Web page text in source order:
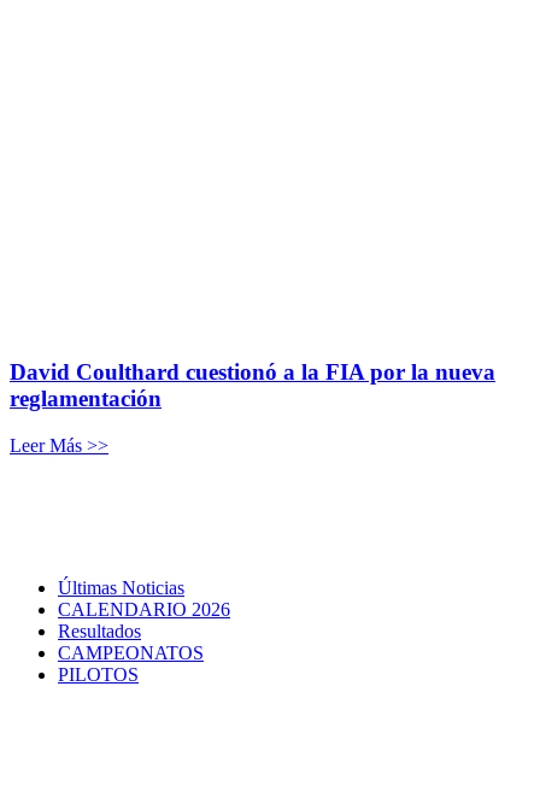
David Coulthard cuestionó a la FIA por la nueva
reglamentación
Leer Más >>
Últimas Noticias
CALENDARIO 2026
Resultados
CAMPEONATOS
PILOTOS